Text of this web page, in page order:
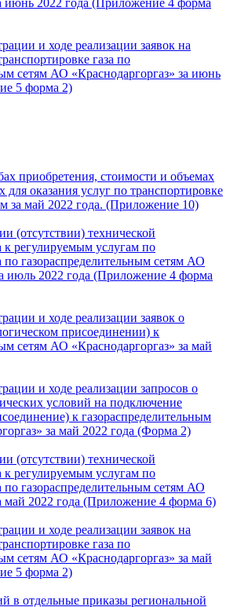
и ходе реализации заявок на
газа по
сетям АО «Краснодаргоргаз» за июнь
5 форма 2)
приобретения, стоимости и объемах
для оказания услуг по транспортировке
за май 2022 года. (Приложение 10)
(отсутствии) технической
к регулируемым услугам по
по газораспределительным сетям АО
июль 2022 года (Приложение 4 форма
и ходе реализации заявок о
присоединении) к
сетям АО «Краснодаргоргаз» за май
и ходе реализации запросов о
условий на подключение
к газораспределительным
за май 2022 года (Форма 2)
(отсутствии) технической
к регулируемым услугам по
по газораспределительным сетям АО
май 2022 года (Приложение 4 форма 6)
и ходе реализации заявок на
газа по
сетям АО «Краснодаргоргаз» за май
5 форма 2)
в отдельные приказы региональной